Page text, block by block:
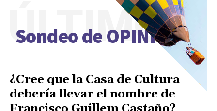
Sondeo de OPINIÓN
ÚLTIMO
¿Cree que la Casa de Cultura
debería llevar el nombre de